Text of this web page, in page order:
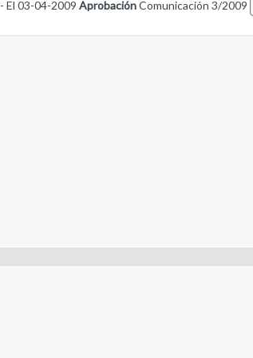
- El 03-04-2009 AprobaciónComunicación 3/2009